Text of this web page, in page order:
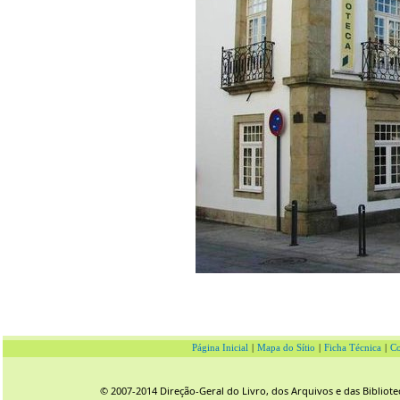
Página Inicial Mapa do Sítio Ficha Técnica
© 2007-2014 Direção-Geral do Livro, dos Arquivos e das